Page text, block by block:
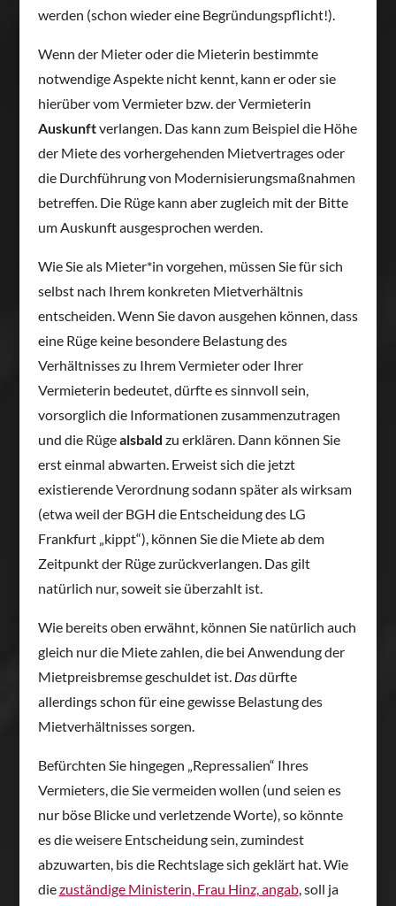
werden (schon wieder eine Begründungspflicht!).
Wenn der Mieter oder die Mieterin bestimmte
notwendige Aspekte nicht kennt, kann er oder sie
hierüber vom Vermieter bzw. der Vermieterin
Auskunftverlangen. Das kann zum Beispiel die Höhe
der Miete des vorhergehenden Mietvertrages oder
die Durchführung von Modernisierungsmaßnahmen
betreffen. Die Rüge kann aber zugleich mit der Bitte
um Auskunft ausgesprochen werden.
Wie Sie als Mieter*in vorgehen, müssen Sie für sich
selbst nach Ihrem konkreten Mietverhältnis
entscheiden. Wenn Sie davon ausgehen können, dass
eine Rüge keine besondere Belastung des
Verhältnisses zu Ihrem Vermieter oder Ihrer
Vermieterin bedeutet, dürfte es sinnvoll sein,
vorsorglich die Informationen zusammenzutragen
und die Rügealsbald zu erklären. Dann können Sie
erst einmal abwarten. Erweist sich die jetzt
existierende Verordnung sodann später als wirksam
(etwa weil der BGH die Entscheidung des LG
Frankfurt „kippt“), können Sie die Miete ab dem
Zeitpunkt der Rüge zurückverlangen. Das gilt
natürlich nur, soweit sie überzahlt ist.
Wie bereits oben erwähnt, können Sie natürlich auch
gleich nur die Miete zahlen, die bei Anwendung der
Mietpreisbremse geschuldet ist. Dasdürfte
allerdings schon für eine gewisse Belastung des
Mietverhältnisses sorgen.
Befürchten Sie hingegen „Repressalien“ Ihres
Vermieters, die Sie vermeiden wollen (und seien es
nur böse Blicke und verletzende Worte), so könnte
es die weisere Entscheidung sein, zumindest
abzuwarten, bis die Rechtslage sich geklärt hat. Wie
diezuständige Ministerin, Frau Hinz, angab, soll ja